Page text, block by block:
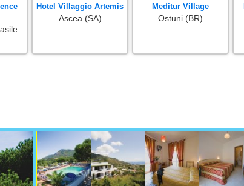
Hotel Villaggio Artemis
Ascea (SA)
Meditur Village
Ostuni (BR)